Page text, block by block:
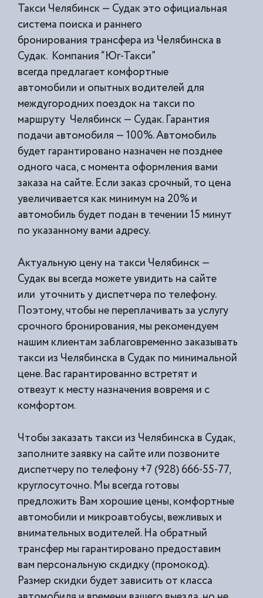
Такси Челябинск — Судак это официальная
система поиска и раннего
бронирования трансфера из Челябинска в
Судак. Компания “Юг-Такси”
всегда предлагает комфортные
автомобили и опытных водителей для
междугородних поездок на такси по
маршруту Челябинск — Судак. Гарантия
подачи автомобиля — 100%. Автомобиль
будет гарантировано назначен не позднее
одного часа, с момента оформления вами
заказа на сайте. Если заказ срочный, то цена
увеличивается как минимум на 20% и
автомобиль будет подан в течении 15 минут
по указанному вами адресу.
Актуальную цену на такси Челябинск —
Судак вы всегда можете увидить на сайте
или уточнить у диспетчера по телефону.
Поэтому, чтобы не переплачивать за услугу
срочного бронирования, мы рекомендуем
нашим клиентам заблаговременно заказывать
такси из Челябинска в Судак по минимальной
цене. Вас гарантированно встретят и
отвезут к месту назначения вовремя и с
комфортом.
Чтобы заказать такси из Челябинска в Судак,
заполните заявку на сайте или позвоните
диспетчеру по телефону +7 (928) 666-55-77,
круглосуточно. Мы всегда готовы
предложить Вам хорошие цены, комфортные
автомобили и микроавтобусы, вежливых и
внимательных водителей. На обратный
трансфер мы гарантировано предоставим
вам персональную скдидку (промокод).
Размер скидки будет зависить от класса